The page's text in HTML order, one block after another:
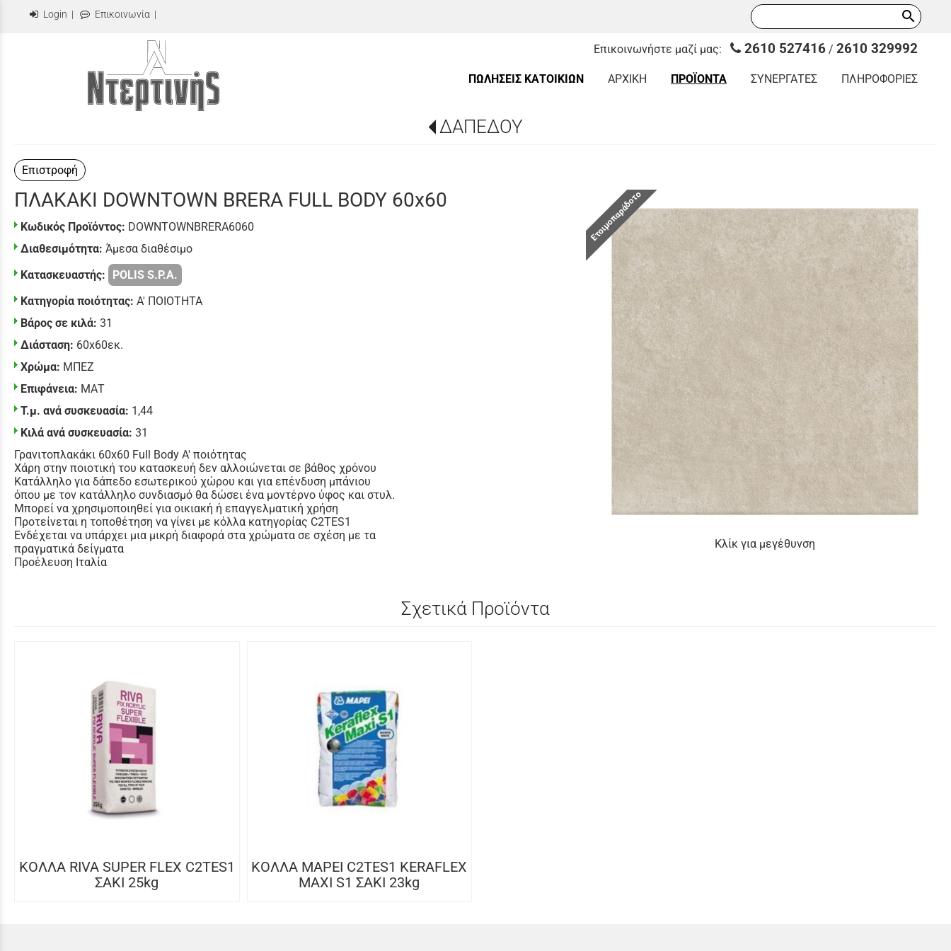
Login | Επικοινωνία | search
Επικοινωνήστε μαζί μας: 2610 527416 / 2610 329992
ΠΩΛΗΣΕΙΣ ΚΑΤΟΙΚΙΩΝ ΑΡΧΙΚΗ ΠΡΟΪΟΝΤΑ ΣΥΝΕΡΓΑΤΕΣ ΠΛΗΡΟΦΟΡΙΕΣ
ΔΑΠΕΔΟΥ
Επιστροφή
Κλίκ για μεγέθυνση
Ετοιμοπαράδοτο
ΠΛΑΚΑΚΙ DOWNTOWN BRERA FULL BODY 60x60
Κωδικός Προϊόντος: DOWNTOWNBRERA6060
Διαθεσιμότητα: Άμεσα διαθέσιμο
Κατασκευαστής:
POLIS S.P.A.
Κατηγορία ποιότητας: Α' ΠΟΙΟΤΗΤΑ
Βάρος σε κιλά: 31
Διάσταση: 60x60εκ.
Χρώμα: ΜΠΕΖ
Επιφάνεια: ΜΑΤ
Τ.μ. ανά συσκευασία: 1,44
Κιλά ανά συσκευασία: 31
Γρανιτοπλακάκι 60x60 Full Body Α' ποιότητας
Χάρη στην ποιοτική του κατασκευή δεν αλλοιώνεται σε βάθος χρόνου
Κατάλληλο για δάπεδο εσωτερικού χώρου και για επένδυση μπάνιου
όπου με τον κατάλληλο συνδιασμό θα δώσει ένα μοντέρνο ύφος και στυλ.
Μπορεί να χρησιμοποιηθεί για οικιακή ή επαγγελματική χρήση
Προτείνεται η τοποθέτηση να γίνει με κόλλα κατηγορίας C2TES1
Ενδέχεται να υπάρχει μια μικρή διαφορά στα χρώματα σε σχέση με τα
πραγματικά δείγματα
Προέλευση Ιταλία
Σχετικά Προϊόντα
ΚΟΛΛΑ RIVA SUPER FLEX C2TES1
ΣΑΚΙ 25kg
ΚΟΛΛΑ MAPEI C2TES1 KERAFLEX
MAXI S1 ΣΑΚΙ 23kg